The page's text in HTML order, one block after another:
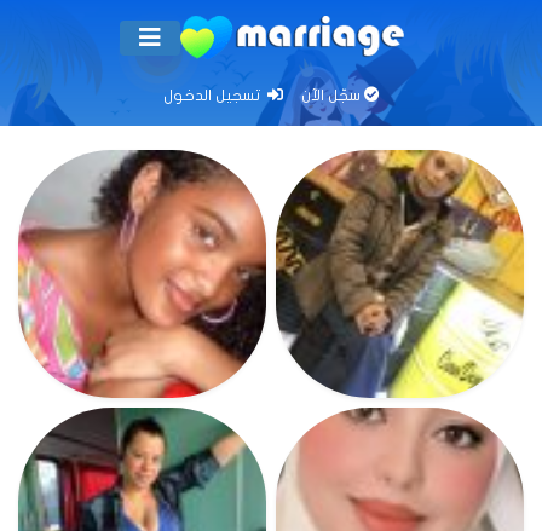
سجّل الآن تسجيل الدخول